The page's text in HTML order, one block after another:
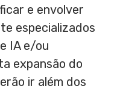
e envolver
especializados
IA e/ou
expansão do
ir além dos